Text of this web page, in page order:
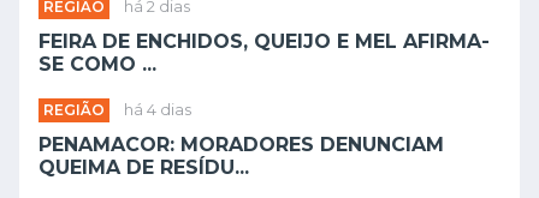
REGIÃO há 2 dias
FEIRA DE ENCHIDOS, QUEIJO E MEL AFIRMA-
SE COMO ...
REGIÃO há 4 dias
PENAMACOR: MORADORES DENUNCIAM
QUEIMA DE RESÍDU...